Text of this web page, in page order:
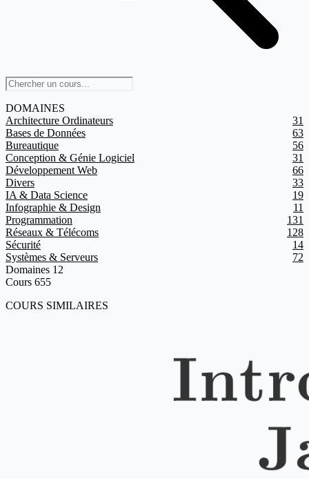
DOMAINES
Architecture Ordinateurs
31
Bases de Données
63
Bureautique
56
Conception & Génie Logiciel
31
Développement Web
66
Divers
33
IA & Data Science
19
Infographie & Design
11
Programmation
131
Réseaux & Télécoms
128
Sécurité
14
Systèmes & Serveurs
72
Domaines 12
Cours 655
COURS SIMILAIRES